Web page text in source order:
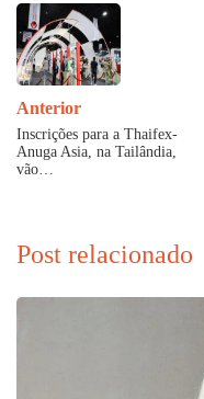
Anterior
Inscrições para a Thaifex-
Anuga Asia, na Tailândia,
vão…
Post relacionado